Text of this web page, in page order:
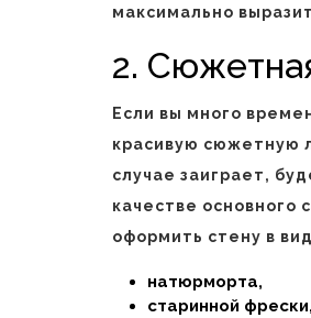
максимально
2.
Если вы много
красивую сюжетную
случае заиграет,
качестве
оформить стену в
натюрморта,
старинной фрески,